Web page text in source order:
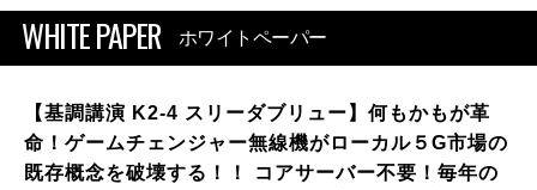
WHITE PAPER ホワイトペーパー
【基調講演 K2-4 スリーダブリュー】何もかもが革
命！ゲームチェンジャー無線機がローカル５G市場の
既存概念を破壊する！！ コアサーバー不要！毎年の